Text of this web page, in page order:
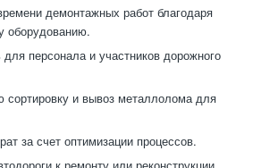
демонтажных работ благодаря
оборудованию.
для персонала и участников дорожного
и вывоз металлолома для
за счет оптимизации процессов.